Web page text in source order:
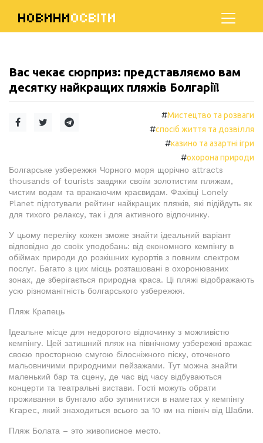
НОВИНИОСВІТИ
Вас чекає сюрприз: представляємо вам
десятку найкращих пляжів Болгарії!
#Мистецтво та розваги
#спосіб життя та дозвілля
#казино та азартні ігри
#охорона природи
Болгарське узбережжя Чорного моря щорічно attracts
thousands of tourists завдяки своїм золотистим пляжам,
чистим водам та вражаючим краєвидам. Фахівці Lonely
Planet підготували рейтинг найкращих пляжів, які підійдуть як
для тихого релаксу, так і для активного відпочинку.
У цьому переліку кожен зможе знайти ідеальний варіант
відповідно до своїх уподобань: від економного кемпінгу в
обіймах природи до розкішних курортів з повним спектром
послуг. Багато з цих місць розташовані в охоронюваних
зонах, де зберігається природна краса. Ці пляжі відображають
усю різноманітність болгарського узбережжя.
Пляж Крапець
Ідеальне місце для недорогого відпочинку з можливістю
кемпінгу. Цей затишний пляж на північному узбережжі вражає
своєю просторною смугою білосніжного піску, оточеного
мальовничими природними пейзажами. Тут можна знайти
маленький бар та сцену, де час від часу відбуваються
концерти та театральні вистави. Гості можуть обрати
проживання в бунгало або зупинитися в наметах у кемпінгу
Krapec, який знаходиться всього за 10 км на північ від Шабли.
Пляж Болата – это живописное место.